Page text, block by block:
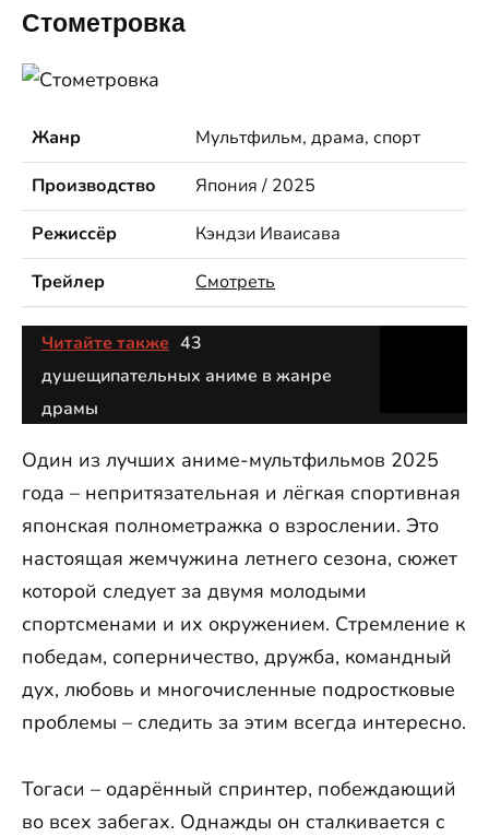
Стометровка
Жанр
Мультфильм, драма, спорт
Производство
Япония / 2025
Режиссёр
Кэндзи Иваисава
Трейлер
Смотреть
Читайте также 43
душещипательных аниме в жанре
драмы
Один из лучших аниме-мультфильмов 2025
года – непритязательная и лёгкая спортивная
японская полнометражка о взрослении. Это
настоящая жемчужина летнего сезона, сюжет
которой следует за двумя молодыми
спортсменами и их окружением. Стремление к
победам, соперничество, дружба, командный
дух, любовь и многочисленные подростковые
проблемы – следить за этим всегда интересно.
Тогаси – одарённый спринтер, побеждающий
во всех забегах. Однажды он сталкивается с